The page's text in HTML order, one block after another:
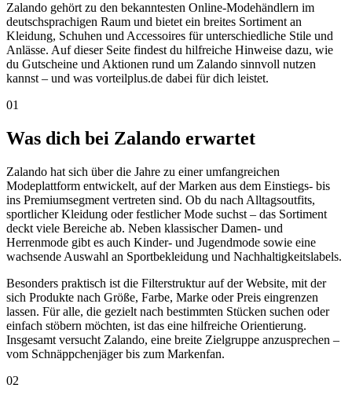
Zalando gehört zu den bekanntesten Online-Modehändlern im
deutschsprachigen Raum und bietet ein breites Sortiment an
Kleidung, Schuhen und Accessoires für unterschiedliche Stile und
Anlässe. Auf dieser Seite findest du hilfreiche Hinweise dazu, wie
du Gutscheine und Aktionen rund um Zalando sinnvoll nutzen
kannst – und was vorteilplus.de dabei für dich leistet.
01
Was dich bei Zalando erwartet
Zalando hat sich über die Jahre zu einer umfangreichen
Modeplattform entwickelt, auf der Marken aus dem Einstiegs- bis
ins Premiumsegment vertreten sind. Ob du nach Alltagsoutfits,
sportlicher Kleidung oder festlicher Mode suchst – das Sortiment
deckt viele Bereiche ab. Neben klassischer Damen- und
Herrenmode gibt es auch Kinder- und Jugendmode sowie eine
wachsende Auswahl an Sportbekleidung und Nachhaltigkeitslabels.
Besonders praktisch ist die Filterstruktur auf der Website, mit der
sich Produkte nach Größe, Farbe, Marke oder Preis eingrenzen
lassen. Für alle, die gezielt nach bestimmten Stücken suchen oder
einfach stöbern möchten, ist das eine hilfreiche Orientierung.
Insgesamt versucht Zalando, eine breite Zielgruppe anzusprechen –
vom Schnäppchenjäger bis zum Markenfan.
02